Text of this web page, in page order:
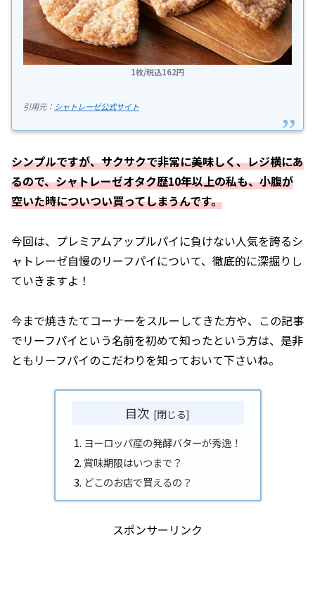
1枚/税込162円
引用元： シャトレーゼ公式サイト
シンプルですが、サクサクで非常に美味しく、レジ横にあ
るので、シャトレーゼオタク歴10年以上の私も、小腹が
空いた時についつい買ってしまうんです。
今回は、プレミアムアップルパイに負けない人気を誇るシ
ャトレーゼ自慢のリーフパイについて、徹底的に深掘りし
ていきますよ！
今まで焼きたてコーナーをスルーしてきた方や、この記事
でリーフパイという名前を初めて知ったという方は、是非
ともリーフパイのこだわりを知っておいて下さいね。
目次
ヨーロッパ産の発酵バターが秀逸！
賞味期限はいつまで？
どこのお店で買えるの？
スポンサーリンク